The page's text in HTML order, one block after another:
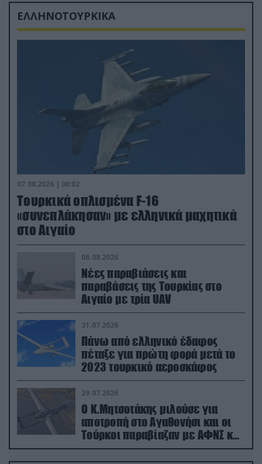
ΕΛΛΗΝΟΤΟΥΡΚΙΚΑ
07.08.2026 | 00:02
Τουρκικά οπλισμένα F-16
«συνεπλάκησαν» με ελληνικά μαχητικά
στο Αιγαίο
06.08.2026
Νέες παραβιάσεις και
παραβάσεις της Τουρκίας στο
Αιγαίο με τρία UAV
31.07.2026
Πάνω από ελληνικό έδαφος
πέταξε για πρώτη φορά μετά το
2023 τουρκικό αεροσκάφος
29.07.2026
Ο Κ.Μητσοτάκης μιλούσε για
αποτροπή στο Αγαθονήσι και οι
Τούρκοι παραβίαζαν με ΑΦΝΣ και
drone